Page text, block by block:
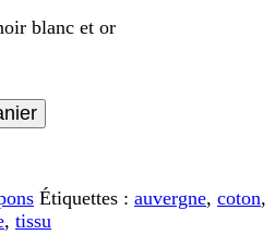
blanc et or
Étiquettes : auvergne, coton,
, tissu